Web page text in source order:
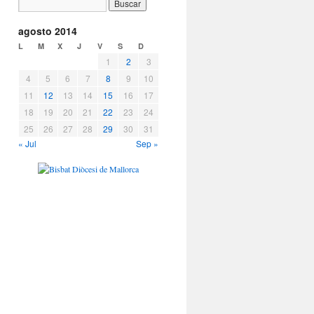
agosto 2014
L M X J V S D
1 2
3
4
5 6 7 8 9
10
11
12 13 14 15 16
17
18
19 20 21 22 23
24
25
26 27 28 29 30
31
« Jul
Sep »